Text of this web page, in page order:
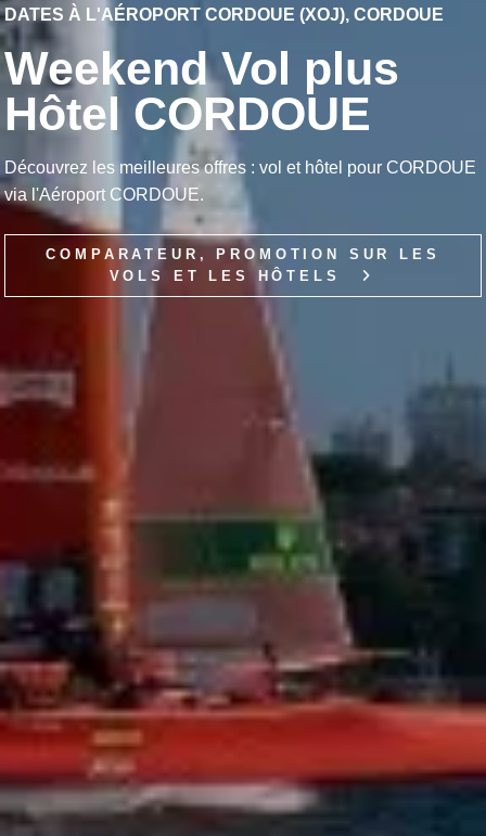
DATES À L'AÉROPORT CORDOUE (XOJ), CORDOUE
Weekend Vol plus
Hôtel CORDOUE
Découvrez les meilleures offres : vol et hôtel pour CORDOUE
via l'Aéroport CORDOUE.
COMPARATEUR, PROMOTION SUR LES
VOLS ET LES HÔTELS